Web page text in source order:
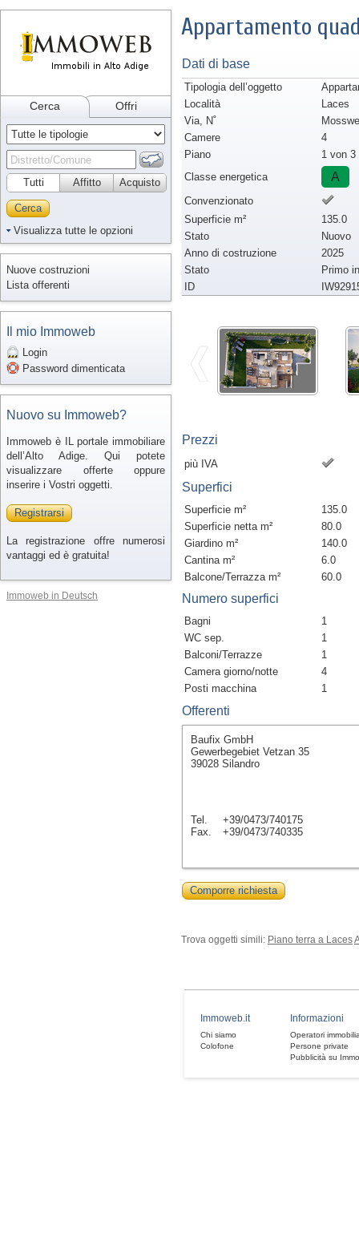
Cerca Offri
Tutti Acquisto
Affitto
Cerca
Visualizza tutte le opzioni
Nuove costruzioni
Lista offerenti
Il mio Immoweb
Login
Password dimenticata
Nuovo su Immoweb?
Immoweb è IL portale immobiliare
dell’Alto Adige. Qui potete
visualizzare offerte oppure
inserire i Vostri oggetti.
Registrarsi
La registrazione offre numerosi
vantaggi ed è gratuita!
Immoweb in Deutsch
Appartamento
Dati di base
Tipologia dell’oggetto
Località
Laces
Via, N˚
Camere
4
Piano
1 von 3
Classe energetica
A
Convenzionato
Superficie m²
135.0
Stato
Nuovo
Anno di costruzione
2025
Stato
Primo
ID
Prezzi
più IVA
Superfici
Superficie m²
135.0
Superficie netta m²
80.0
Giardino m²
140.0
Cantina m²
6.0
Balcone/Terrazza m²
60.0
Numero superfici
Bagni
1
WC sep.
1
Balconi/Terrazze
1
Camera giorno/notte
4
Posti macchina
1
Offerenti
Baufix GmbH
Gewerbegebiet Vetzan 35
39028 Silandro
Tel.
+39/0473/740175
Fax.
+39/0473/740335
Comporre richiesta
Trova oggetti simili: Piano terra a Laces
Immoweb.it
Chi siamo
Colofone
Informazioni
Operatori
Persone private
Pubblicità su